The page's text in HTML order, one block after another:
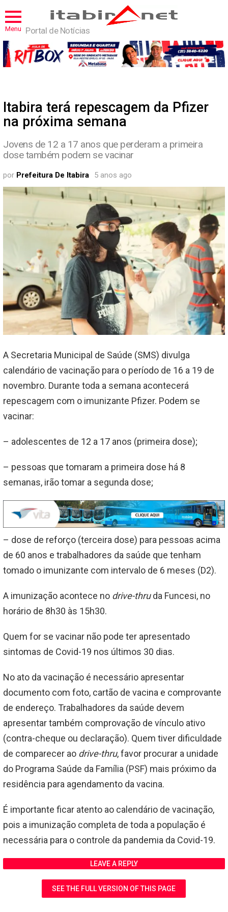
Menu Portal de Notícias
Itabira terá repescagem da Pfizer
na próxima semana
Jovens de 12 a 17 anos que perderam a primeira
dose também podem se vacinar
por Prefeitura De Itabira 5 anos ago
A Secretaria Municipal de Saúde (SMS) divulga
calendário de vacinação para o período de 16 a 19 de
novembro. Durante toda a semana acontecerá
repescagem com o imunizante Pfizer. Podem se
vacinar:
– adolescentes de 12 a 17 anos (primeira dose);
– pessoas que tomaram a primeira dose há 8
semanas, irão tomar a segunda dose;
– dose de reforço (terceira dose) para pessoas acima
de 60 anos e trabalhadores da saúde que tenham
tomado o imunizante com intervalo de 6 meses (D2).
A imunização acontece no drive-thruda Funcesi, no
horário de 8h30 às 15h30.
Quem for se vacinar não pode ter apresentado
sintomas de Covid-19 nos últimos 30 dias.
No ato da vacinação é necessário apresentar
documento com foto, cartão de vacina e comprovante
de endereço. Trabalhadores da saúde devem
apresentar também comprovação de vínculo ativo
(contra-cheque ou declaração). Quem tiver dificuldade
de comparecer ao drive-thru, favor procurar a unidade
do Programa Saúde da Família (PSF) mais próximo da
residência para agendamento da vacina.
É importante ficar atento ao calendário de vacinação,
pois a imunização completa de toda a população é
necessária para o controle da pandemia da Covid-19.
LEAVE A REPLY
SEE THE FULL VERSION OF THIS PAGE